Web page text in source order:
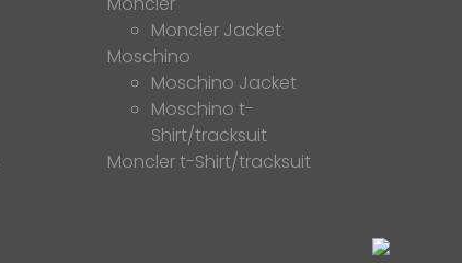
Moncler Jacket
Moschino
Moschino Jacket
Moschino t-
Shirt/tracksuit
Moncler t-Shirt/tracksuit